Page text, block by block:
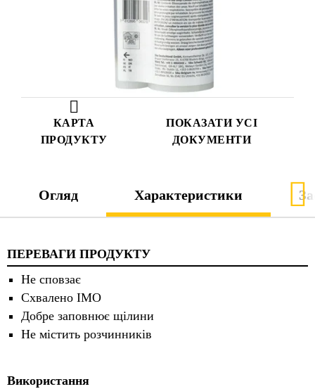
КАРТА
ПРОДУКТУ
ПОКАЗАТИ УСІ
ДОКУМЕНТИ
Огляд Характеристики
ПЕРЕВАГИ ПРОДУКТУ
Не сповзає
Схвалено IMO
Добре заповнює щілини
Не містить розчинників
Використання